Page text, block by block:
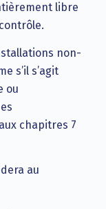
libre
non-
s’il s’agit
ou
chapitres 7
au